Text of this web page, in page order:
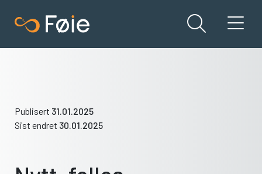
Publisert 31.01.2025
Sist endret 30.01.2025